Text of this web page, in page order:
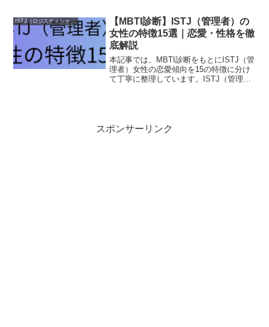
ISTJ（ロジスティシャン）
【MBTI診断】ISTJ（管理者）の
女性の特徴15選｜恋愛・性格を徹
底解説
本記事では、MBTI診断をもとにISTJ（管
理者）女性の恋愛傾向を15の特徴に分け
て丁寧に整理しています。ISTJ（管理
スポンサーリンク